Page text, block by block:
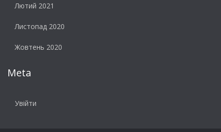
Лютий 2021
Листопад 2020
Жовтень 2020
Meta
Увійти